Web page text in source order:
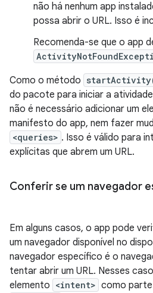
não há nenhum app
possa abrir o URL. Isso é
Recomenda-se que o app
Como o método
do pacote para iniciar a
não é necessário adicionar um
manifesto do app, nem fazer
<queries> . Isso é válido para
explícitas que abrem um URL.
Conferir se um navegador
Em alguns casos, o app pode
um navegador disponível no
navegador específico é o
tentar abrir um URL. Nesses
elemento <intent> como